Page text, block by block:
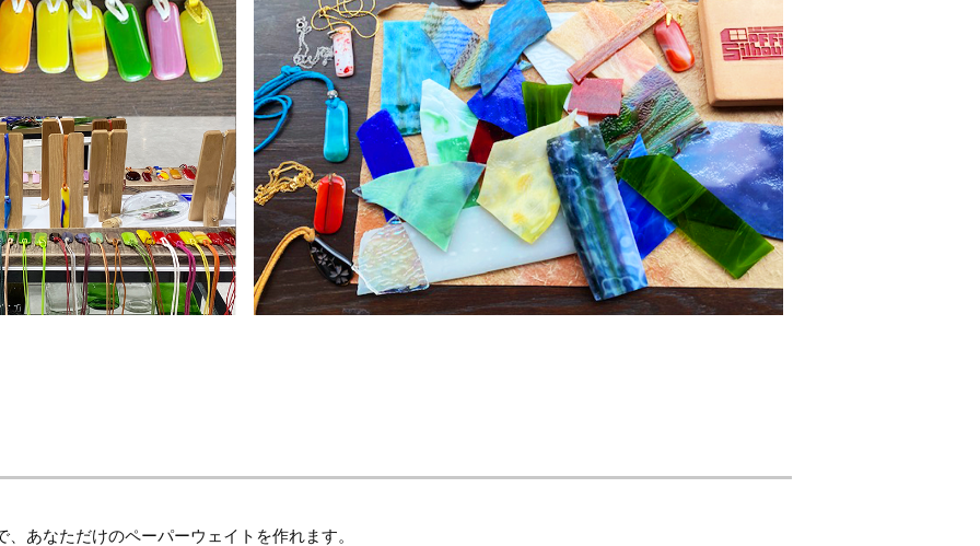
あなただけのペーパーウェイトを作れます。